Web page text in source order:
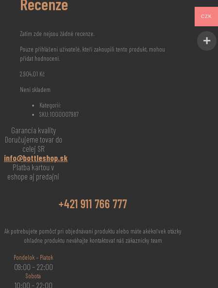
Zatím zde nejsou žádné recenze.
Pouze přihlášení uživatelé, kteří zakoupili tento produkt, mohou
přidat hodnocení.
2.904,01 Kč
Není skladem
Kategorií:
SKU:1000007987
Garancia kvality
Doručujeme tovar do
celej SR
info@bottleshop.sk
Platba kartou v
eshope aj predajni
+421 911 766 777
Ak potrebujete pomôcť pri objednávaní produktu alebo máte akékoľvek otázky
ohľadne produktu neváhajte kontaktovať náš zákaznícky team
Pondelok – Piatok
09:00 – 22:00
Sobota
10:00 – 22:00
CZK